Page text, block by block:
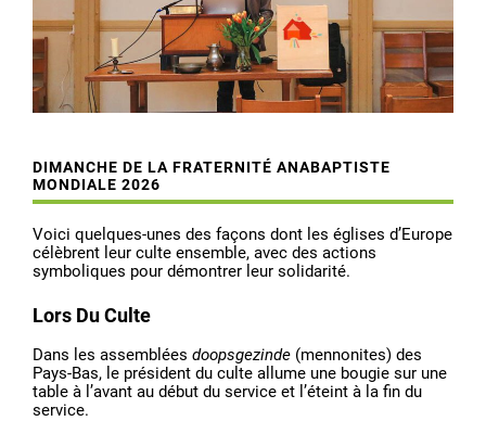
DIMANCHE DE LA FRATERNITÉ ANABAPTISTE
MONDIALE 2026
Voici quelques-unes des façons dont les églises d’Europe
célèbrent leur culte ensemble, avec des actions
symboliques pour démontrer leur solidarité.
Lors Du Culte
Dans les assembléesdoopsgezinde (mennonites) des
Pays-Bas, le président du culte allume une bougie sur une
table à l’avant au début du service et l’éteint à la fin du
service.